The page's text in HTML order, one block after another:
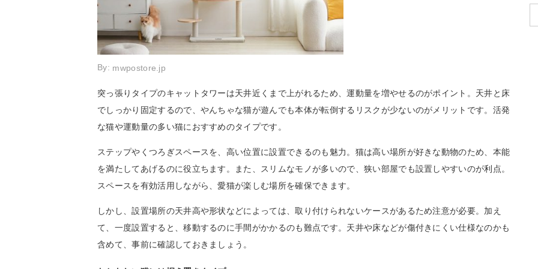
By: mwpostore.jp
突っ張りタイプのキャットタワーは天井近くまで上がれるため、運動量を増やせるのがポイント。天井と床
でしっかり固定するので、やんちゃな猫が遊んでも本体が転倒するリスクが少ないのがメリットです。活発
な猫や運動量の多い猫におすすめのタイプです。
ステップやくつろぎスペースを、高い位置に設置できるのも魅力。猫は高い場所が好きな動物のため、本能
を満たしてあげるのに役立ちます。また、スリムなモノが多いので、狭い部屋でも設置しやすいのが利点。
スペースを有効活用しながら、愛猫が楽しむ場所を確保できます。
しかし、設置場所の天井高や形状などによっては、取り付けられないケースがあるため注意が必要。加え
て、一度設置すると、移動するのに手間がかかるのも難点です。天井や床などが傷付きにくい仕様なのかも
含めて、事前に確認しておきましょう。